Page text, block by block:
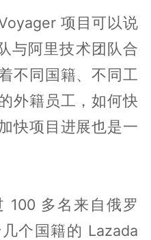
项目可以说
与阿里技术团队合
不同国籍、不同工
外籍员工，如何快
快项目进展也是一
100 多名来自俄罗
个国籍的 Lazada